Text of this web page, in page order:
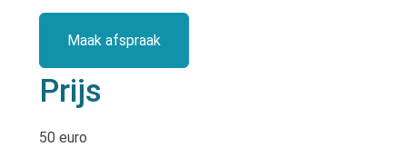
Maak afspraak
Prijs
50 euro